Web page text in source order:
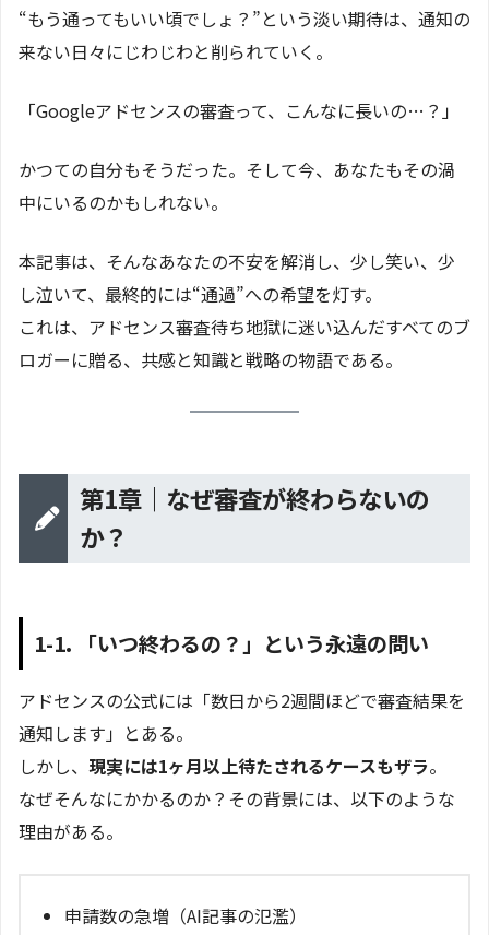
“もう通ってもいい頃でしょ？”という淡い期待は、通知の
来ない日々にじわじわと削られていく。
「Googleアドセンスの審査って、こんなに長いの…？」
かつての自分もそうだった。そして今、あなたもその渦
中にいるのかもしれない。
本記事は、そんなあなたの不安を解消し、少し笑い、少
し泣いて、最終的には“通過”への希望を灯す。
これは、アドセンス審査待ち地獄に迷い込んだすべてのブ
ロガーに贈る、共感と知識と戦略の物語である。
第1章｜なぜ審査が終わらないの
か？
1-1. 「いつ終わるの？」という永遠の問い
アドセンスの公式には「数日から2週間ほどで審査結果を
通知します」とある。
しかし、 現実には1ヶ月以上待たされるケースもザラ。
なぜそんなにかかるのか？その背景には、以下のような
理由がある。
申請数の急増（AI記事の氾濫）